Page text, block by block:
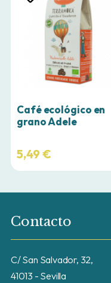
Café ecológico en
grano Adele
5,49 €
Contacto
C/ San Salvador, 32,
41013 - Sevilla